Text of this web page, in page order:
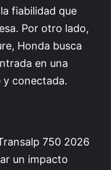
fiabilidad que
Por otro lado,
Honda busca
en una
conectada.
750 2026
un impacto